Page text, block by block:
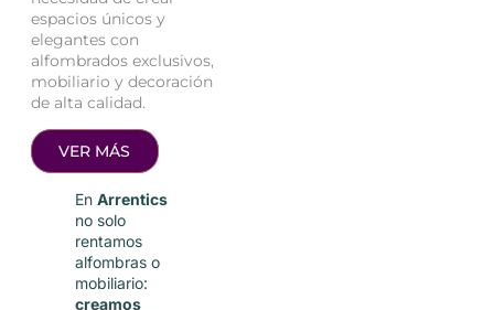
espacios únicos y
elegantes con
alfombrados exclusivos,
mobiliario y decoración
de alta calidad.
VER MÁS
En Arrentics
no solo
rentamos
alfombras o
mobiliario:
creamos